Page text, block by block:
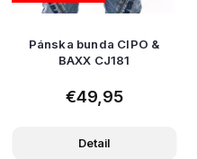
Pánska bunda CIPO &
BAXX CJ181
€49,95
Detail